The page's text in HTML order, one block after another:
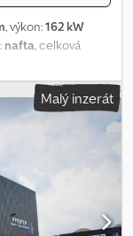
, výkon:162 kW
nafta, celková
priestoru:46
priestoru:
, Výbava:
pre telefonické
so 6
diferenciálu,
s CD
a
ťažné
Malý inzerát